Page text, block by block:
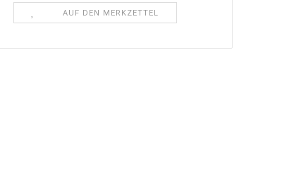
AUF DEN MERKZETTEL